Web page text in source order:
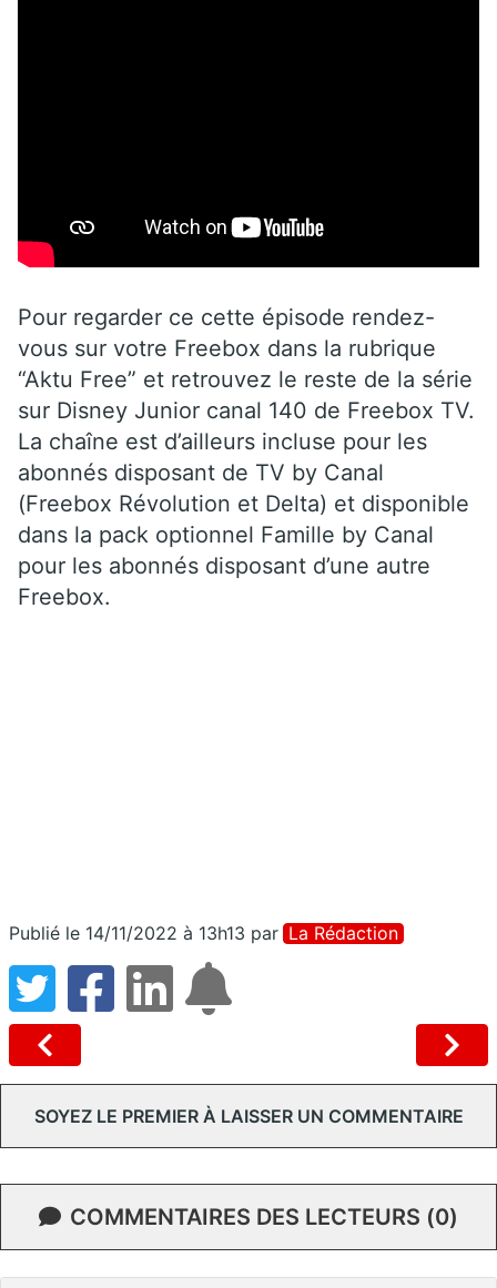
Pour regarder ce cette épisode rendez-
vous sur votre Freebox dans la rubrique
“Aktu Free” et retrouvez le reste de la série
sur Disney Junior canal 140 de Freebox TV.
La chaîne est d’ailleurs incluse pour les
abonnés disposant de TV by Canal
(Freebox Révolution et Delta) et disponible
dans la pack optionnel Famille by Canal
pour les abonnés disposant d’une autre
Freebox.
Publié le 14/11/2022 à 13h13 par La Rédaction
SOYEZ LE PREMIER À LAISSER UN COMMENTAIRE
COMMENTAIRES DES LECTEURS (0)